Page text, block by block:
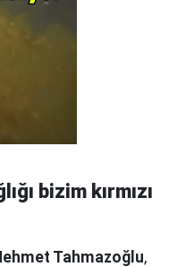
bizim kırmızı
Tahmazoğlu,